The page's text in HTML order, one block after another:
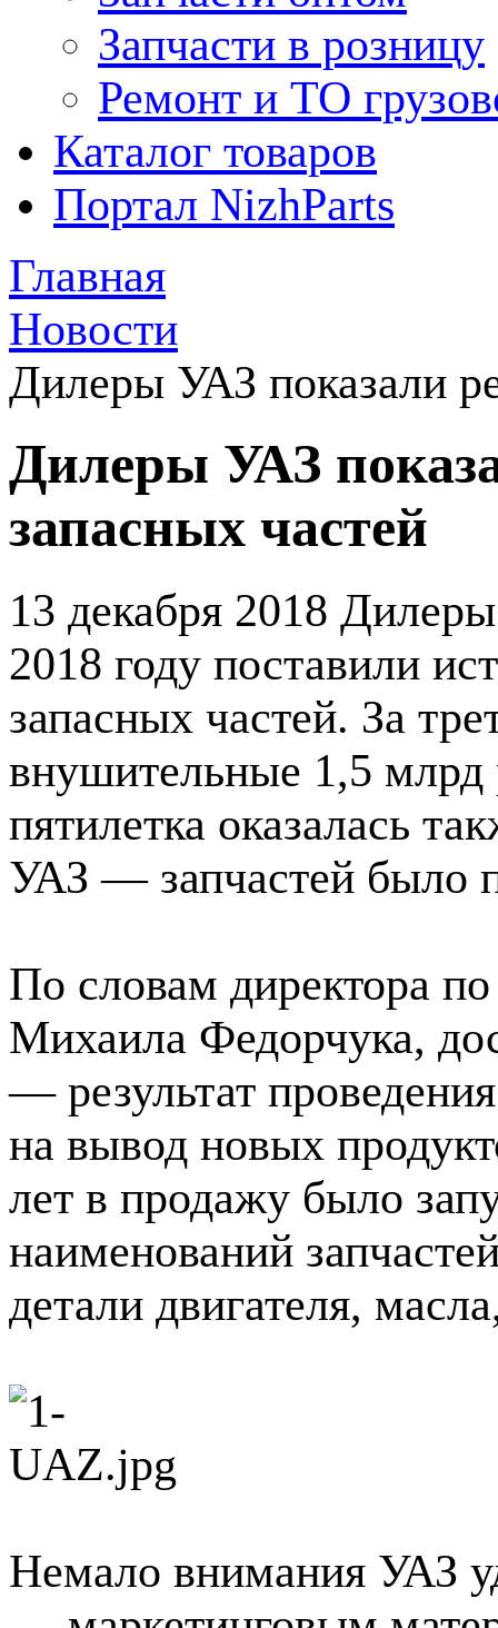
Запчасти в розницу
Ремонт и ТО
Каталог товаров
Портал NizhParts
Главная
Новости
Дилеры УАЗ показали
Дилеры УАЗ
запасных частей
13 декабря 2018 Дилеры
2018 году поставили
запасных частей. За
внушительные 1,5 млрд
пятилетка оказалась
УАЗ — запчастей было
По словам директора
Михаила Федорчука,
— результат
на вывод новых
лет в продажу было
наименований
детали двигателя,
Немало внимания УАЗ